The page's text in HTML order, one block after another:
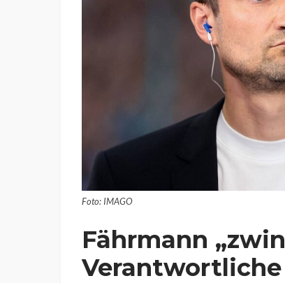
Foto: IMAGO
Fährmann